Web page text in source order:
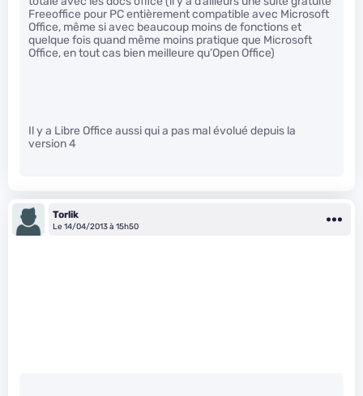
Freeoffice pour PC entièrement compatible avec Microsoft
Office, même si avec beaucoup moins de fonctions et
quelque fois quand même moins pratique que Microsoft
Office, en tout cas bien meilleure qu’Open Office)
Il y a Libre Office aussi qui a pas mal évolué depuis la
version 4
Torlik
Le 14/04/2013 à 15h50